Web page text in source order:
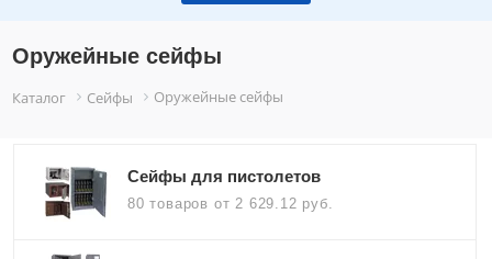
Оружейные сейфы
Каталог Сейфы Оружейные сейфы
Сейфы для пистолетов
80 товаров от 2 629.12 руб.